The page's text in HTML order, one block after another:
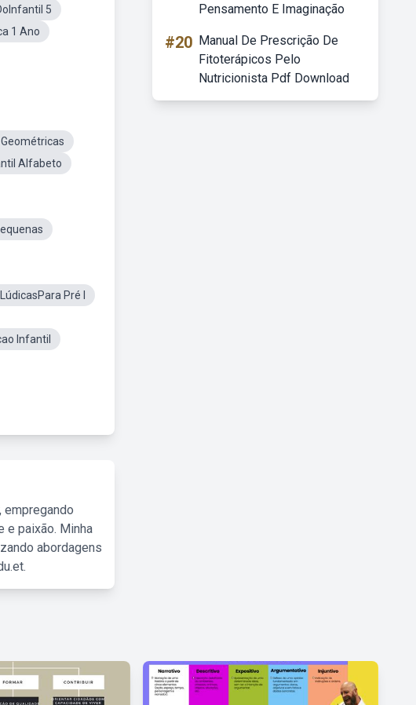
5
1 Ano
Alfabeto
Pré I
Infantil
empregando
e paixão. Minha
abordagens
Pensamento E Imaginação
#20 Manual De Prescrição De
Fitoterápicos Pelo
Nutricionista Pdf Download